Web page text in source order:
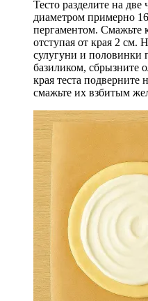
Тесто разделите на
диаметром примерно
пергаментом.
отступая от края 2
сулугуни и половинки
базиликом, сбрызните
края теста подверните
смажьте их взбитым